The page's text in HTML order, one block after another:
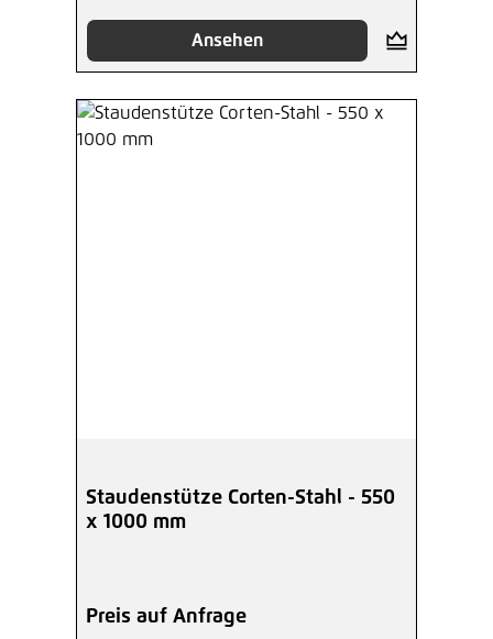
Ansehen
Staudenstütze Corten-Stahl - 550
x 1000 mm
Preis auf Anfrage